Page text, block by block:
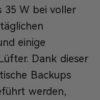
35 W bei voller
einige
Dank dieser
Backups
werden,